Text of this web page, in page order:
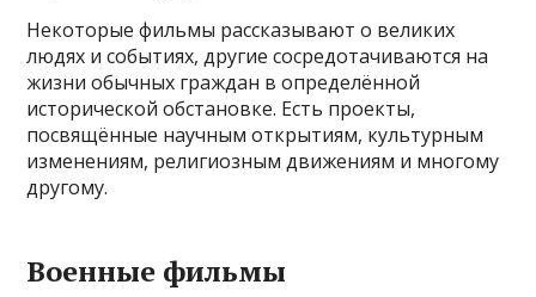
Некоторые фильмы рассказывают о великих
людях и событиях, другие сосредотачиваются на
жизни обычных граждан в определённой
исторической обстановке. Есть проекты,
посвящённые научным открытиям, культурным
изменениям, религиозным движениям и многому
другому.
Военные фильмы